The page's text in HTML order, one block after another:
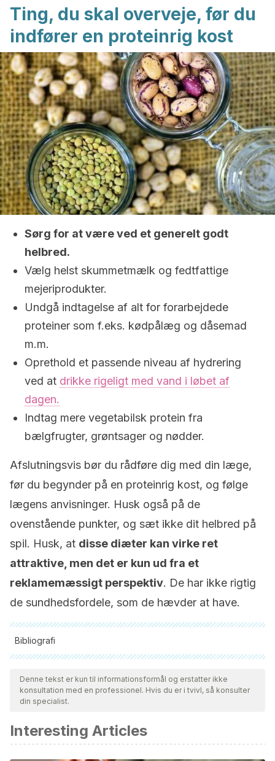
Ting, du skal overveje, før du
indfører en proteinrig kost
Sørg for at være ved et generelt godt
helbred.
Vælg helst skummetmælk og fedtfattige
mejeriprodukter.
Undgå indtagelse af alt for forarbejdede
proteiner som f.eks. kødpålæg og dåsemad
m.m.
Oprethold et passende niveau af hydrering
ved at drikke rigeligt med vand i løbet af
dagen.
Indtag mere vegetabilsk protein fra
bælgfrugter, grøntsager og nødder.
Afslutningsvis bør du rådføre dig med din læge,
før du begynder på en proteinrig kost, og følge
lægens anvisninger. Husk også på de
ovenstående punkter, og sæt ikke dit helbred på
spil. Husk, at disse diæter kan virke ret
attraktive, men det er kun ud fra et
reklamemæssigt perspektiv. De har ikke rigtig
de sundhedsfordele, som de hævder at have.
Bibliografi
Alle citerede kilder blev grundigt gennemgået af vores team
for at sikre deres kvalitet, pålidelighed, aktualitet og validitet.
Bibliografien i denne artikel blev betragtet som pålidelig og af
Cao JJ., High Dietary protein intake and protein related
acid load on bone health. Curr Osteroporos Rep, 2017. 15
Denne tekst er kun til informationsformål og erstatter ikke
konsultation med en professionel. Hvis du er i tvivl, så konsulter
din specialist.
Interesting Articles